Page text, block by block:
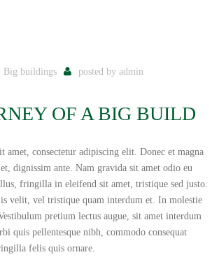
Big buildings posted by admin
OF A BIG BUILD
amet, consectetur adipiscing elit. Donec et magna
dignissim ante. Nam gravida sit amet odio eu
fringilla in eleifend sit amet, tristique sed justo.
velit, vel tristique quam interdum et. In molestie
pretium lectus augue, sit amet interdum
quis pellentesque nibh, commodo consequat
felis quis ornare.